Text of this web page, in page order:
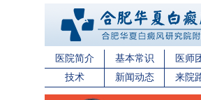
医院简介 基本常识
医师
技术
新闻动态 来院